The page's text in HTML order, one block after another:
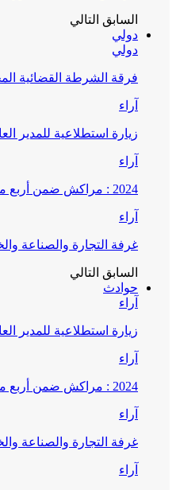
السابق التالي
دولي
دولي
فرقة الشرطة القضائية
آراء
زيارة استطلاعية للمدير
آراء
2024 : مراكش ضمن أربع مدن بالممكلة سجلت مامجموعه 656 قضية تتعلق بغسيل الأموال
آراء
غرفة التجارة والصناعة
السابق التالي
حوادث
آراء
زيارة استطلاعية للمدير
آراء
2024 : مراكش ضمن أربع مدن بالممكلة سجلت مامجموعه 656 قضية تتعلق بغسيل الأموال
آراء
غرفة التجارة والصناعة
آراء